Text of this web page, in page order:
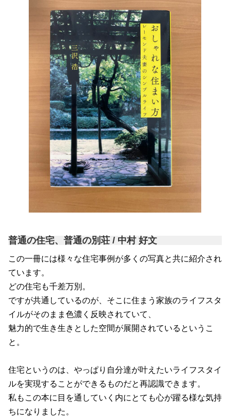
普通の住宅、普通の別荘 / 中村 好文
この一冊には様々な住宅事例が多くの写真と共に紹介され
ています。
どの住宅も千差万別。
ですが共通しているのが、そこに住まう家族のライフスタ
イルがそのまま色濃く反映されていて、
魅力的で生き生きとした空間が展開されているというこ
と。
住宅というのは、やっぱり自分達が叶えたいライフスタイ
ルを実現することができるものだと再認識できます。
私もこの本に目を通していく内にとても心が躍る様な気持
ちになりました。